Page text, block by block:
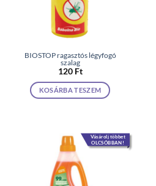
BIOSTOP ragasztós légyfogó
szalag
120 Ft
KOSÁRBA TESZEM
Vásárolj többet
OLCSÓBBAN!